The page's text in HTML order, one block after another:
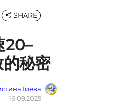
20–
秘密
Гиева
16.09.2025
SHARE